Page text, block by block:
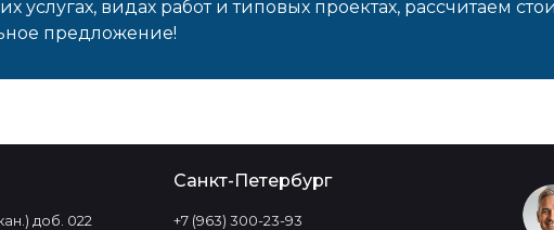
видах работ и типовых проектах, рассчитаем
предложение!
доб. 022
Санкт-Петербург
+7 (963) 300-23-93